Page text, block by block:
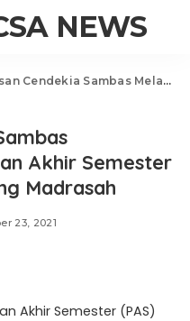
NEWS
Melaksanakan Penilaian Akhir Semester Berbasis CBT E-learning Madrasah
Akhir Semester
Madrasah
23, 2021
Akhir Semester (PAS)